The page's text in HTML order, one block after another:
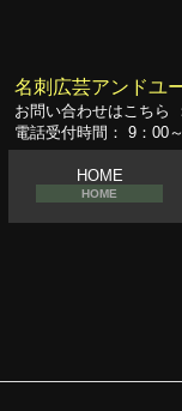
名刺広芸アンドユ
お問い合わせはこちら
電話受付時間： 9：00
HOME
HOME